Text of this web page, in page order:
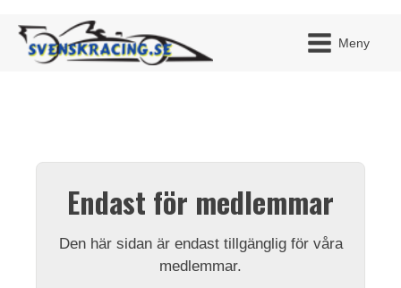
Meny
Endast för medlemmar
Den här sidan är endast tillgänglig för våra
medlemmar.